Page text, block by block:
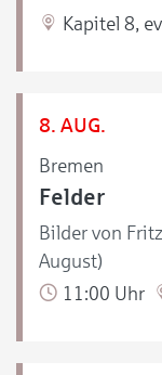
Kapitel 8,
8. AUG.
Bremen
Felder
Bilder von
August)
11:00 Uhr